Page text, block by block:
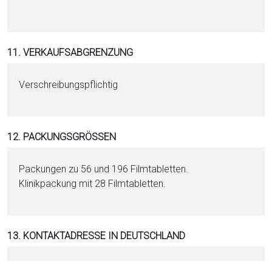
11. VERKAUFSABGRENZUNG
Verschreibungspflichtig
12. PACKUNGSGRÖSSEN
Packungen zu 56 und 196 Filmtabletten.
Klinikpackung mit 28 Filmtabletten.
13. KONTAKTADRESSE IN DEUTSCHLAND